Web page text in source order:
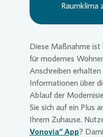
Raumklima
Diese Maßnahme ist
für modernes
Anschreiben
Informationen über
Ablauf der
Sie sich auf ein Plus
Ihrem Zuhause.
Vonovia“ App?